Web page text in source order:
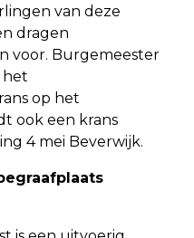
van deze
dragen
voor. Burgemeester
het
op het
ook een krans
4 mei Beverwijk.